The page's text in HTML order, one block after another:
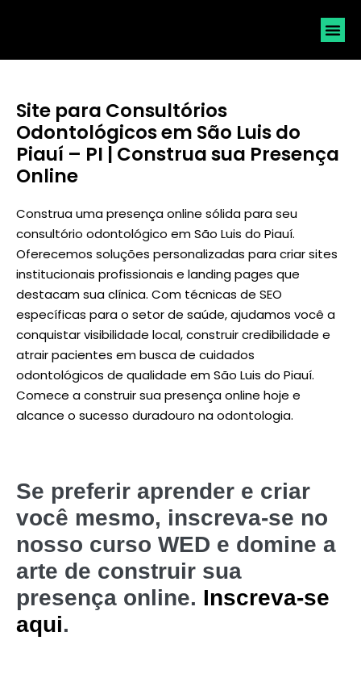
Site para Consultórios
Odontológicos em São Luis do
Piauí – PI | Construa sua Presença
Online
Construa uma presença online sólida para seu
consultório odontológico em São Luis do Piauí.
Oferecemos soluções personalizadas para criar sites
institucionais profissionais e landing pages que
destacam sua clínica. Com técnicas de SEO
específicas para o setor de saúde, ajudamos você a
conquistar visibilidade local, construir credibilidade e
atrair pacientes em busca de cuidados
odontológicos de qualidade em São Luis do Piauí.
Comece a construir sua presença online hoje e
alcance o sucesso duradouro na odontologia.
Se preferir aprender e criar
você mesmo, inscreva-se no
nosso curso WED e domine a
arte de construir sua
presença online. Inscreva-se
aqui.